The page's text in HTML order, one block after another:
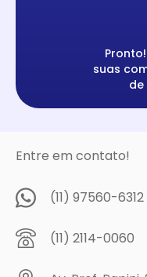
suas
de
Entre em contato!
(11) 97560-6312
(11) 2114-0060